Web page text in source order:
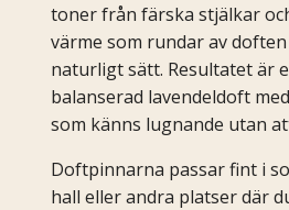
toner från färska stjälkar
värme som rundar av
naturligt sätt. Resultatet är
balanserad lavendeldoft
som känns lugnande utan
Doftpinnarna passar fint i
hall eller andra platser där